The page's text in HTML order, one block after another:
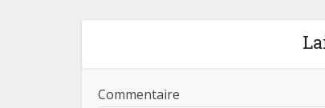
Commentaire